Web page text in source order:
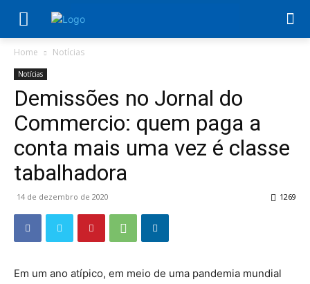
Home Notícias
Notícias
Demissões no Jornal do
Commercio: quem paga a
conta mais uma vez é classe
tabalhadora
14 de dezembro de 2020 1269
Em um ano atípico, em meio de uma pandemia mundial